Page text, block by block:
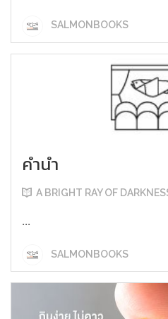
SALMONBOOKS
คำนำ
A BRIGHT RAY OF
...
SALMONBOOKS